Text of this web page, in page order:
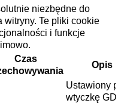
niezbędne do
witryny. Te pliki cookie
i funkcje
Czas
Opis
Ustawiony
wtyczkę